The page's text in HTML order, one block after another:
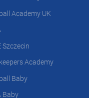
Academy UK
Szczecin
Academy
Baby
Baby